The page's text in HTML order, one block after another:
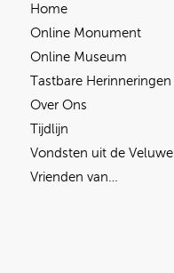
Home
Online Monument
Online Museum
Tastbare Herinneringen
Over Ons
Tijdlijn
Vondsten uit de Veluwe
Vrienden van…